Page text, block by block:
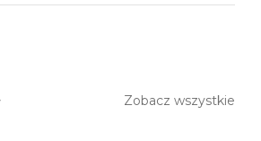
Zobacz wszystkie